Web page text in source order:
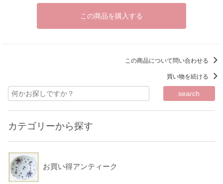
この商品を購入する
この商品について問い合わせる
買い物を続ける
カテゴリーから探す
お買い得アンティーク